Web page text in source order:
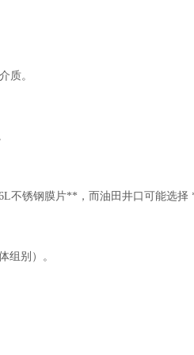
质。
不锈钢膜片**，而油田井口可能选择
组别）。